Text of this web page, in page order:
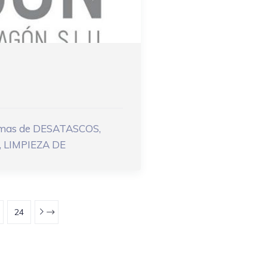
de DESATASCOS,
LIMPIEZA DE
24